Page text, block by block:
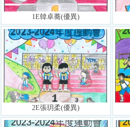
1E韓卓蕎(優異)
2E張玥柔(優異)